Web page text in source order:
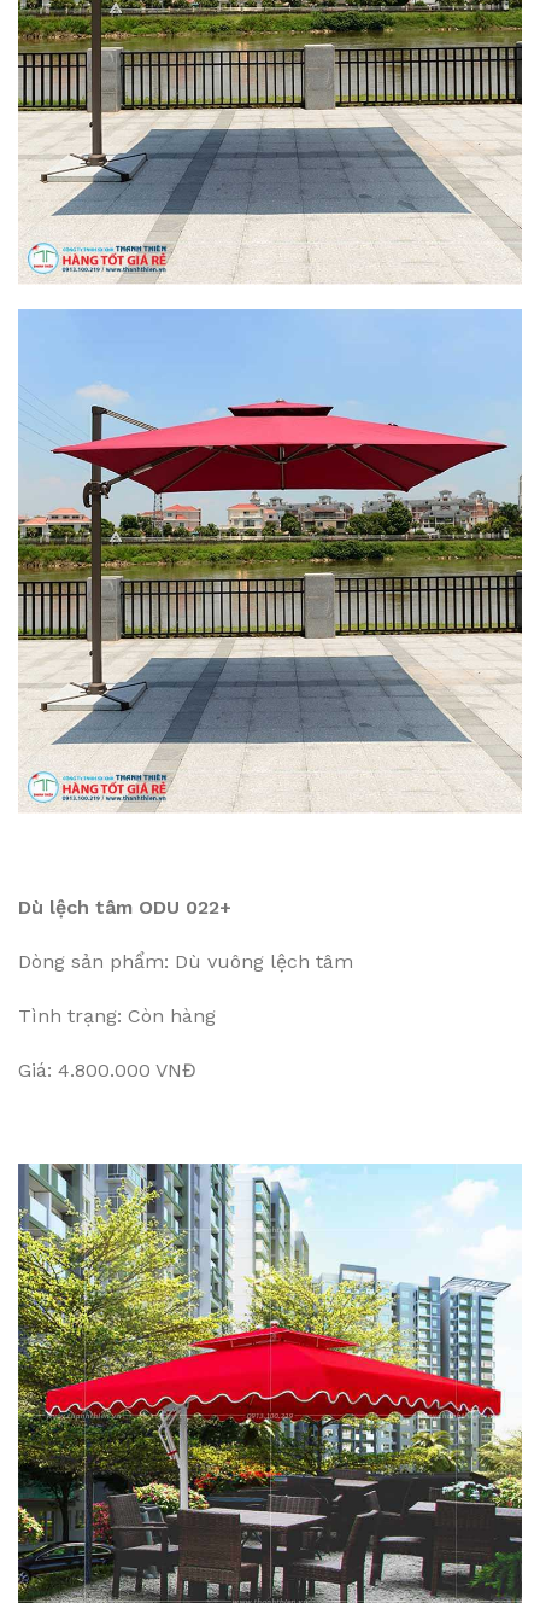
Dù lệch tâm ODU 022+
Dòng sản phẩm: Dù vuông lệch tâm
Tình trạng: Còn hàng
Giá: 4.800.000 VNĐ